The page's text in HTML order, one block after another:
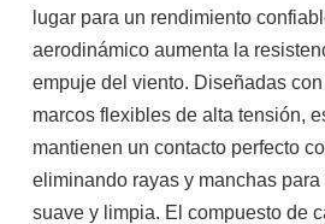
lugar para un rendimiento
aerodinámico aumenta la
empuje del viento. Diseñadas
marcos flexibles de alta tensión,
mantienen un contacto perfecto
eliminando rayas y manchas
suave y limpia. El compuesto de